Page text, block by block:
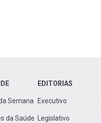
Semana
da Saúde
EDITORIAS
Executivo
Legislativo